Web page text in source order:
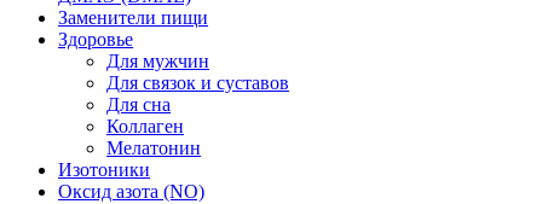
Заменители пищи
Здоровье
Для мужчин
Для связок и суставов
Для сна
Коллаген
Мелатонин
Изотоники
Оксид азота (NO)